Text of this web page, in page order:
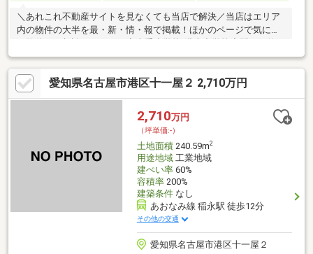
＼あれこれ不動産サイトを見なくても当店で解決／当店はエリア
内の物件の大半を最・新・情・報で掲載！ほかのページで気にな
7.2ｍ◆お好きなハウスメーカーで建築できます♪※写真をクリック
すると、詳細をご覧いただけます。＝＝＝＝＝＝＝＝＝＝＝＝＝
＝＝＝＝＝＝＝＝＝＝＝＝土地から建てるってどうしたらいい
の？どんな費用がかかるの？の疑問にすべて丁寧にお答えしま
す。＝＝＝＝＝＝＝＝＝＝＝＝＝＝＝＝＝＝＝＝＝＝＝＝＝
愛知県名古屋市港区十一屋２ 2,710万円
2,710万円
（坪単価:-）
土地面積240.59m2
用途地域工業地域
建ぺい率60%
容積率200%
建築条件なし
あおなみ線 稲永駅 徒歩12分
その他の交通
愛知県名古屋市港区十一屋２